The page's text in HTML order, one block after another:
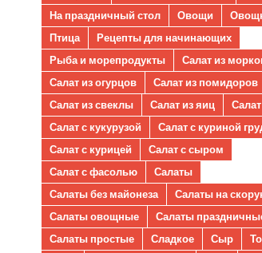
На праздничный стол
Овощи
Птица
Рецепты для начинающих
Рыба и морепродукты
Салат из
Салат из огурцов
Салат из помидоров
Салат из свеклы
Салат из яиц
Салат с кукурузой
Салат с куриной
Салат с курицей
Салат с сыром
Салат с фасолью
Салаты
Салаты без майонеза
Салаты на
Салаты овощные
Салаты
Салаты простые
Сладкое Сыр